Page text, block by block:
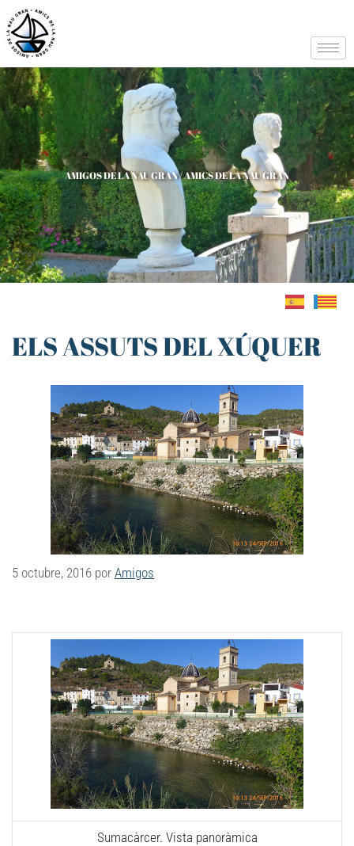
AMIGOS DE LA NAU GRAN / AMICS DE LA NAU GRAN
ELS ASSUTS DEL XÚQUER
5 octubre, 2016 por Amigos
Sumacàrcer. Vista panoràmica